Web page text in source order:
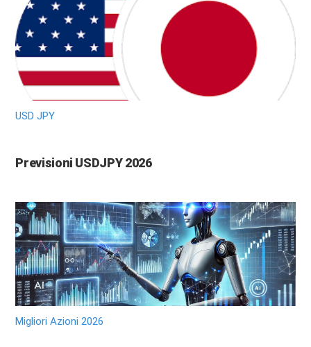
USD JPY
Previsioni USDJPY 2026
Migliori Azioni 2026